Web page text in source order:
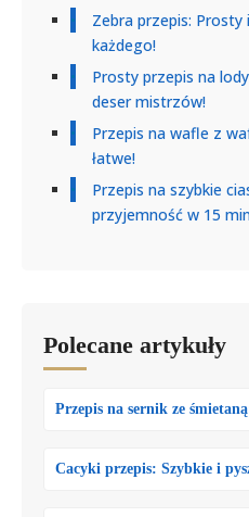
Zebra przepis:
każdego!
Prosty przepis na
deser mistrzów!
Przepis na wafle z
łatwe!
Przepis na szybkie
przyjemność w 15
Polecane artykuły
Przepis na sernik ze
Cacyki przepis: Szybkie i